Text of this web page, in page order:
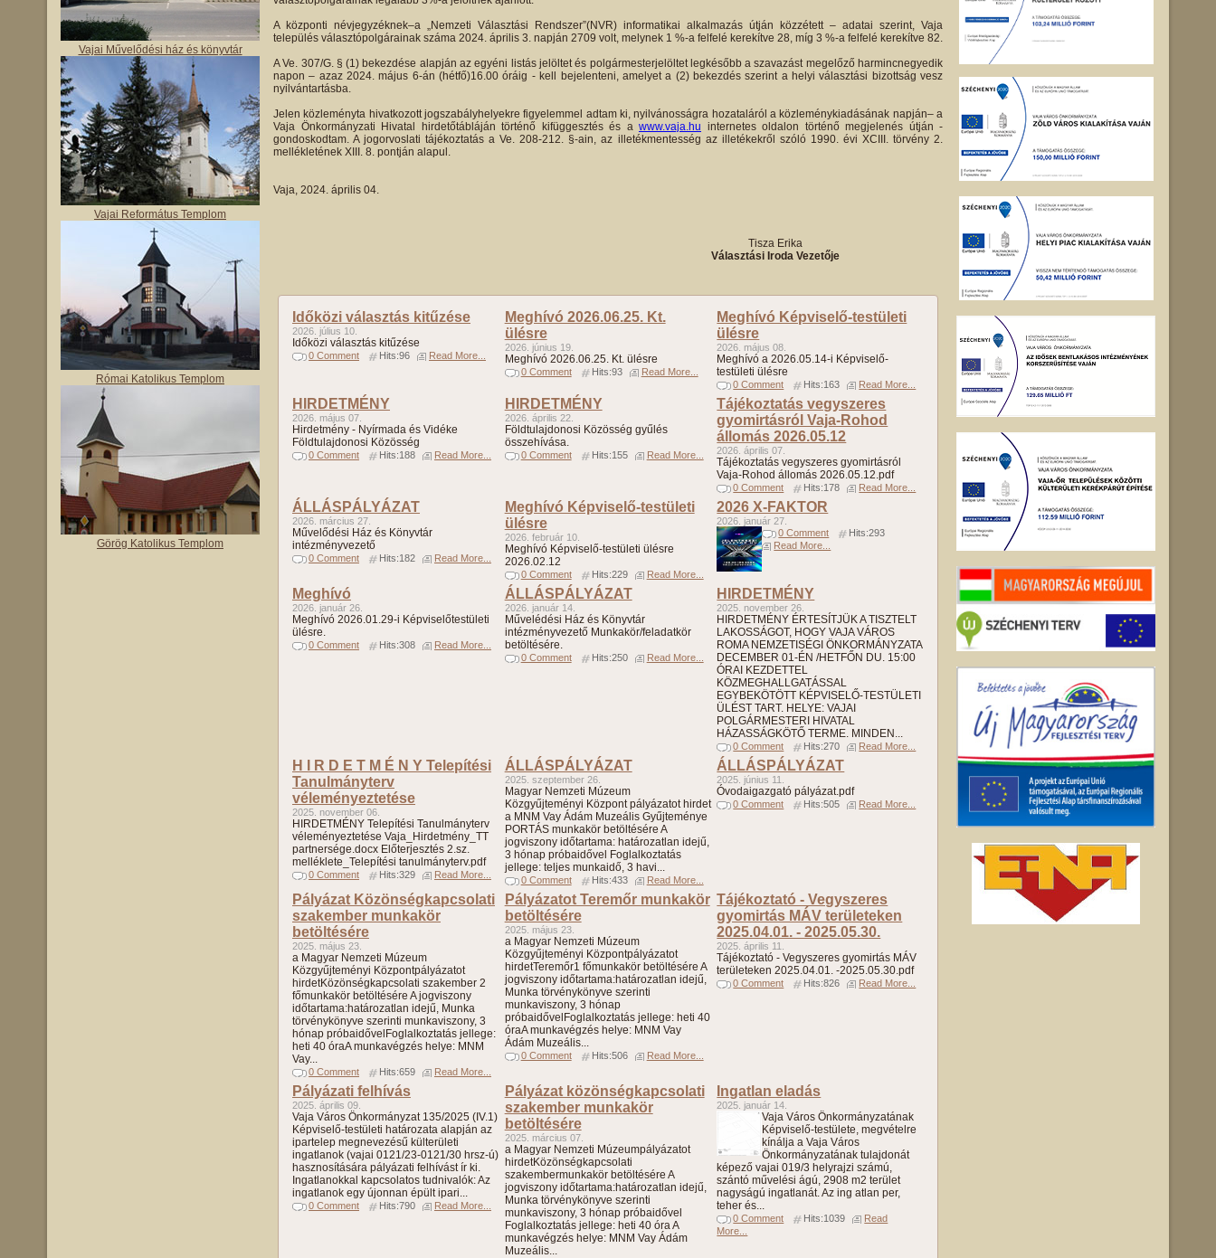
Vajai Művelődési ház és könyvtár
Vajai Református Templom
Római Katolikus Templom
Görög Katolikus Templom
A központi névjegyzéknek–a „Nemzeti Választási Rendszer”(NVR) informatikai alkalmazás útján közzétett – adatai szerint, Vaja
település választópolgárainak száma 2024. április 3. napján 2709 volt, melynek 1 %-a felfelé kerekítve 28, míg 3 %-a felfelé kerekítve 82.
A Ve. 307/G. § (1) bekezdése alapján az egyéni listás jelöltet és polgármesterjelöltet legkésőbb a szavazást megelőző harmincnegyedik
napon – azaz 2024. május 6-án (hétfő)16.00 óráig - kell bejelenteni, amelyet a (2) bekezdés szerint a helyi választási bizottság vesz
nyilvántartásba.
Jelen közleményta hivatkozott jogszabályhelyekre figyelemmel adtam ki, nyilvánosságra hozataláról a közleménykiadásának napján– a
Vaja Önkormányzati Hivatal hirdetőtábláján történő kifüggesztés és a www.vaja.hu internetes oldalon történő megjelenés útján -
gondoskodtam. A jogorvoslati tájékoztatás a Ve. 208-212. §-ain, az illetékmentesség az illetékekről szóló 1990. évi XCIII. törvény 2.
mellékletének XIII. 8. pontján alapul.
Vaja, 2024. április 04.
Tisza Erika
Választási Iroda Vezetője
Időközi választás kitűzése
2026. július 10.
Időközi választás kitűzése
0 Comment Hits:96 Read More...
Meghívó 2026.06.25. Kt.
ülésre
2026. június 19.
Meghívó 2026.06.25. Kt. ülésre
0 Comment Hits:93 Read More...
Meghívó Képviselő-testületi
ülésre
2026. május 08.
Meghívó a 2026.05.14-i Képviselő-
testületi ülésre
0 Comment Hits:163 Read More...
HIRDETMÉNY
2026. május 07.
Hirdetmény - Nyírmada és Vidéke
Földtulajdonosi Közösség
0 Comment Hits:188 Read More...
HIRDETMÉNY
2026. április 22.
Földtulajdonosi Közösség gyűlés
összehívása.
0 Comment Hits:155 Read More...
Tájékoztatás vegyszeres
gyomirtásról Vaja-Rohod
állomás 2026.05.12
2026. április 07.
Tájékoztatás vegyszeres gyomirtásról
Vaja-Rohod állomás 2026.05.12.pdf
0 Comment Hits:178 Read More...
ÁLLÁSPÁLYÁZAT
2026. március 27.
Művelődési Ház és Könyvtár
intézményvezető
0 Comment Hits:182 Read More...
Meghívó Képviselő-testületi
ülésre
2026. február 10.
Meghívó Képviselő-testületi ülésre
2026.02.12
0 Comment Hits:229 Read More...
2026 X-FAKTOR
2026. január 27.
0 Comment
Hits:293
Read More...
Meghívó
2026. január 26.
Meghívó 2026.01.29-i Képviselőtestületi
ülésre.
0 Comment Hits:308 Read More...
ÁLLÁSPÁLYÁZAT
2026. január 14.
Művelédési Ház és Könyvtár
intézményvezető Munkakör/feladatkör
betöltésére.
0 Comment Hits:250 Read More...
HIRDETMÉNY
2025. november 26.
HIRDETMÉNY ÉRTESÍTJÜK A TISZTELT
LAKOSSÁGOT, HOGY VAJA VÁROS
ROMA NEMZETISÉGI ÖNKORMÁNYZATA
DECEMBER 01-ÉN /HETFŐN DU. 15:00
ÓRAI KEZDETTEL
KÖZMEGHALLGATÁSSAL
EGYBEKÖTÖTT KÉPVISELŐ-TESTÜLETI
ÜLÉST TART. HELYE: VAJAI
POLGÁRMESTERI HIVATAL
HÁZASSÁGKÖTŐ TERME. MINDEN...
0 Comment Hits:270 Read More...
H I R D E T M É N Y Telepítési
Tanulmányterv
véleményeztetése
2025. november 06.
HIRDETMÉNY Telepítési Tanulmányterv
véleményeztetése Vaja_Hirdetmény_TT
partnersége.docx Előterjesztés 2.sz.
melléklete_Telepítési tanulmányterv.pdf
0 Comment Hits:329 Read More...
ÁLLÁSPÁLYÁZAT
2025. szeptember 26.
Magyar Nemzeti Múzeum
Közgyűjteményi Központ pályázatot hirdet
a MNM Vay Ádám Muzeális Gyűjteménye
PORTÁS munkakör betöltésére A
jogviszony időtartama: határozatlan idejű,
3 hónap próbaidővel Foglalkoztatás
jellege: teljes munkaidő, 3 havi...
0 Comment Hits:433 Read More...
ÁLLÁSPÁLYÁZAT
2025. június 11.
Óvodaigazgató pályázat.pdf
0 Comment Hits:505 Read More...
Pályázat Közönségkapcsolati
szakember munkakör
betöltésére
2025. május 23.
a Magyar Nemzeti Múzeum
Közgyűjteményi Központpályázatot
hirdetKözönségkapcsolati szakember 2
főmunkakör betöltésére A jogviszony
időtartama:határozatlan idejű, Munka
törvénykönyve szerinti munkaviszony, 3
hónap próbaidővelFoglalkoztatás jellege:
heti 40 óraA munkavégzés helye: MNM
Vay...
0 Comment Hits:659 Read More...
Pályázatot Teremőr munkakör
betöltésére
2025. május 23.
a Magyar Nemzeti Múzeum
Közgyűjteményi Központpályázatot
hirdetTeremőr1 főmunkakör betöltésére A
jogviszony időtartama:határozatlan idejű,
Munka törvénykönyve szerinti
munkaviszony, 3 hónap
próbaidővelFoglalkoztatás jellege: heti 40
óraA munkavégzés helye: MNM Vay
Ádám Muzeális...
0 Comment Hits:506 Read More...
Tájékoztató - Vegyszeres
gyomirtás MÁV területeken
2025.04.01. - 2025.05.30.
2025. április 11.
Tájékoztató - Vegyszeres gyomirtás MÁV
területeken 2025.04.01. -2025.05.30.pdf
0 Comment Hits:826 Read More...
Pályázati felhívás
2025. április 09.
Vaja Város Önkormányzat 135/2025 (IV.1)
Képviselő-testületi határozata alapján az
ipartelep megnevezésű külterületi
ingatlanok (vajai 0121/23-0121/30 hrsz-ú)
hasznosítására pályázati felhívást ír ki.
Ingatlanokkal kapcsolatos tudnivalók: Az
ingatlanok egy újonnan épült ipari...
0 Comment Hits:790 Read More...
Pályázat közönségkapcsolati
szakember munkakör
betöltésére
2025. március 07.
a Magyar Nemzeti Múzeumpályázatot
hirdetKözönségkapcsolati
szakembermunkakör betöltésére A
jogviszony időtartama:határozatlan idejű,
Munka törvénykönyve szerinti
munkaviszony, 3 hónap próbaidővel
Foglalkoztatás jellege: heti 40 óra A
munkavégzés helye: MNM Vay Ádám
Muzeális...
Ingatlan eladás
2025. január 14.
Vaja Város Önkormányzatának
Képviselő-testülete, megvételre
kínálja a Vaja Város
Önkormányzatának tulajdonát
képező vajai 019/3 helyrajzi számú,
szántó művelési ágú, 2908 m2 terület
nagyságú ingatlanát. Az ing atlan per,
teher és...
0 Comment Hits:1039
Read
More...